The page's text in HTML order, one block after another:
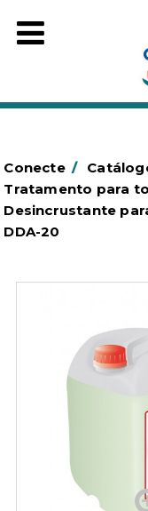
Conecte /
Tratamento para
Desincrustante
DDA-20